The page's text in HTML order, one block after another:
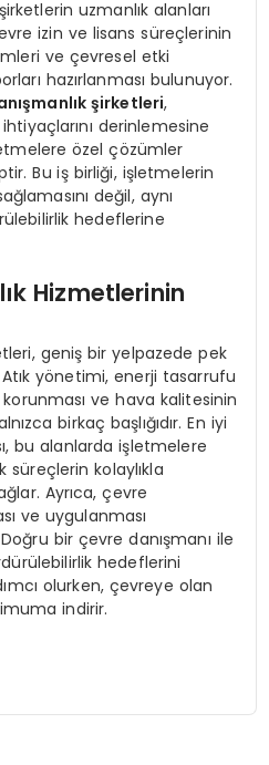
uzmanlık alanları
izin ve lisans süreçlerinin
ve çevresel etki
hazırlanması bulunuyor.
şirketleri,
derinlemesine
özel çözümler
Bu iş birliği, işletmelerin
değil, aynı
hedeflerine
Hizmetlerinin
geniş bir yelpazede pek
yönetimi, enerji tasarrufu
korunması ve hava kalitesinin
birkaç başlığıdır. En iyi
bu alanlarda işletmelere
süreçlerin kolaylıkla
Ayrıca, çevre
ve uygulanması
bir çevre danışmanı ile
hedeflerini
olurken, çevreye olan
indirir.